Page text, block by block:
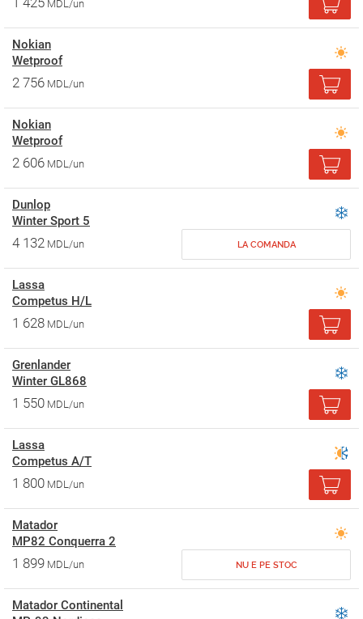
MDL/un
Nokian
Wetproof
2 756 MDL/un
Nokian
Wetproof
2 606 MDL/un
Dunlop
Winter Sport 5
4 132 MDL/un LA COMANDA
Lassa
Competus H/L
1 628 MDL/un
Grenlander
Winter GL868
1 550 MDL/un
Lassa
Competus A/T
1 800 MDL/un
Matador
MP82 Conquerra 2
1 899 MDL/un NU E PE STOC
Matador Continental